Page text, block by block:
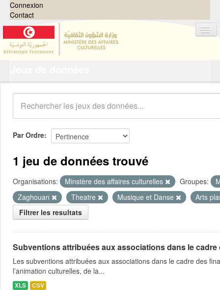
Connexion
Contact
Organisations
Groupes
Demandes 0
À propos
Par Ordre
1 jeu de données trouvé
Organisations: Minstère des affaires culturelles Groupes:
Zaghouan
Theatre Musique et Danse
Arts
Filtrer les resultats
Subventions attribuées aux associations dans le
Les subventions attribuées aux associations dans le cadre des
l’animation culturelles, de la...
XLS CSV